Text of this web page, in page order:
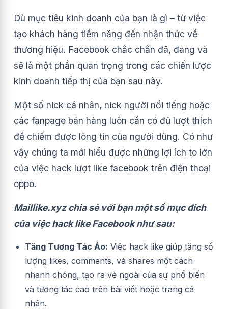
Dù mục tiêu kinh doanh của bạn là gì – từ việc
tạo khách hàng tiềm năng đến nhận thức về
thương hiệu. Facebook chắc chắn đã, đang và
sẽ là một phần quan trọng trong các chiến lược
kinh doanh tiếp thị của bạn sau này.
Một số nick cá nhân, nick người nổi tiếng hoặc
các fanpage bán hàng luôn cần có đủ lượt thích
để chiếm được lòng tin của người dùng. Có như
vậy chúng ta mới hiểu được những lợi ích to lớn
của việc hack lượt like facebook trên điện thoại
oppo.
Maillike.xyz chia sẻ với bạn một số mục đích
của việc hack like Facebook như sau:
Tăng Tương Tác Ảo: Việc hack like giúp tăng số
lượng likes, comments, và shares một cách
nhanh chóng, tạo ra vẻ ngoài của sự phổ biến
và tương tác cao trên bài viết hoặc trang cá
nhân.